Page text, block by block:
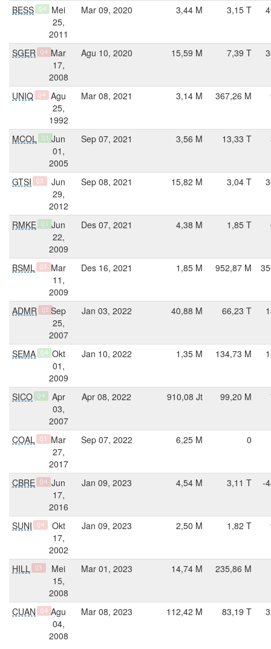
BESS Q4
Mei
25,
2011
Mar 09, 2020 3,44 M 3,15 T
SGER Q4 Mar
17,
2008
Agu 10, 2020 15,59 M 7,39 T
UNIQ Q4
Agu
25,
1992
Mar 08, 2021 3,14 M 367,26 M
MCOL Q1 Jun
01,
2005
Sep 07, 2021 3,56 M 13,33 T
GTSI Q3
Jun
29,
2012
Sep 08, 2021 15,82 M 3,04 T
RMKE Q1
Jun
22,
2009
Des 07, 2021 4,38 M 1,85 T
BSML Q3
Mar
11,
2009
Des 16, 2021 1,85 M 952,87 M
ADMR Q3 Sep
25,
2007
Jan 03, 2022 40,88 M 66,23 T
SEMA Q4
Okt
01,
2009
Jan 10, 2022 1,35 M 134,73 M
SICO Q4
Apr
03,
2007
Apr 08, 2022 910,08 Jt 99,20 M
COAL Q3
Mar
27,
2017
Sep 07, 2022 6,25 M 0
CBRE Q4
Jun
17,
2016
Jan 09, 2023 4,54 M 3,11 T -
SUNI Q4
Okt
17,
2002
Jan 09, 2023 2,50 M 1,82 T
HILL Q3
Mei
15,
2008
Mar 01, 2023 14,74 M 235,86 M
CUAN Q4 Agu
04,
2008
Mar 08, 2023 112,42 M 83,19 T